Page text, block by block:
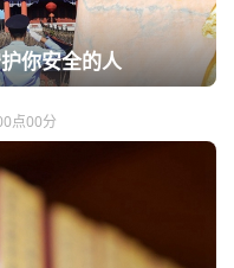
你安全的人
点00分